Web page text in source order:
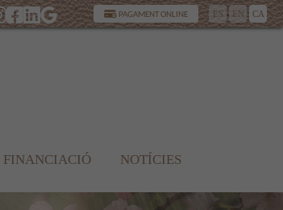
PAGAMENT ONLINE ES EN CA
FINANCIACIÓ NOTÍCIES